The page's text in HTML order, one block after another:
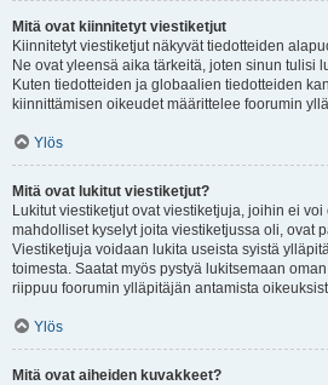
Mitä ovat kiinnitetyt viestiketjut
Kiinnitetyt viestiketjut näkyvät tiedotteiden
Ne ovat yleensä aika tärkeitä, joten sinun tulisi
Kuten tiedotteiden ja globaalien tiedotteiden
kiinnittämisen oikeudet määrittelee foorumin
Ylös
Mitä ovat lukitut viestiketjut?
Lukitut viestiketjut ovat viestiketjuja, joihin ei
mahdolliset kyselyt joita viestiketjussa oli, ovat
Viestiketjuja voidaan lukita useista syistä
toimesta. Saatat myös pystyä lukitsemaan
riippuu foorumin ylläpitäjän antamista
Ylös
Mitä ovat aiheiden kuvakkeet?